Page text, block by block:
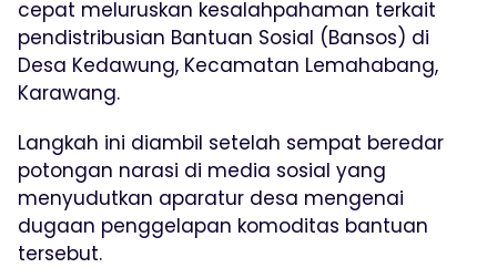
cepat meluruskan kesalahpahaman terkait
pendistribusian Bantuan Sosial (Bansos) di
Desa Kedawung, Kecamatan Lemahabang,
Karawang.
Langkah ini diambil setelah sempat beredar
potongan narasi di media sosial yang
menyudutkan aparatur desa mengenai
dugaan penggelapan komoditas bantuan
tersebut.